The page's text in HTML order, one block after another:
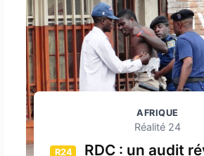
AFRIQUE
Réalité 24
R24
RDC : un audit